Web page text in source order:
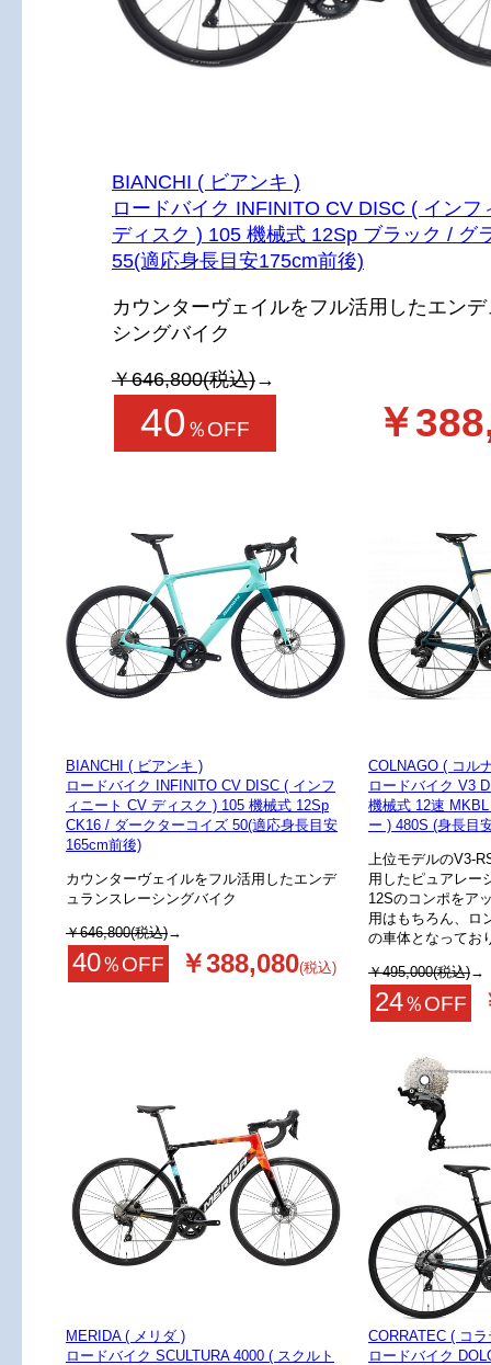
BIANCHI ( ビアンキ )
ロードバイク INFINITO CV DISC ( インフ
ディスク ) 105 機械式 12Sp ブラック / グ
55(適応身長目安175cm前後)
カウンターヴェイルをフル活用したエン
シングバイク
￥646,800(税込)→
40 ％OFF ￥
BIANCHI ( ビアンキ )
ロードバイク INFINITO CV DISC ( インフ
ィニート CV ディスク ) 105 機械式 12Sp
CK16 / ダークターコイズ 50(適応身長目安
165cm前後)
カウンターヴェイルをフル活用したエンデ
ュランスレーシングバイク
￥646,800(税込)→
40％OFF ￥388,080(税込)
COLNAGO ( コル
ロードバイク V3
機械式 12速
ー ) 480S (身長目
上位モデルのV3-
用したピュアレー
12Sのコンポをア
用はもちろん、ロ
の車体となってお
￥495,000(税込)→
24％OFF
MERIDA ( メリダ )
ロードバイク SCULTURA 4000 ( スクルト
CORRATEC ( コ
ロードバイク